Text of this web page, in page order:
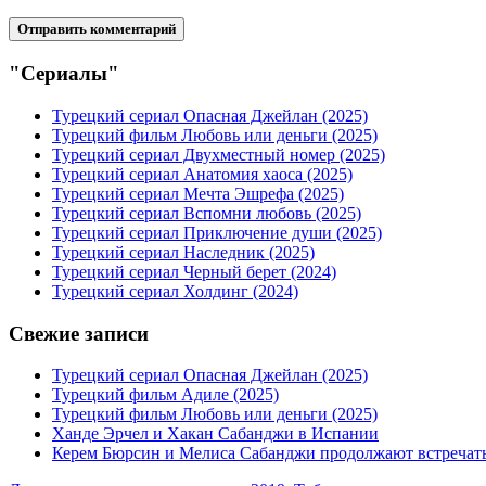
"Сериалы"
Турецкий сериал Опасная Джейлан (2025)
Турецкий фильм Любовь или деньги (2025)
Турецкий сериал Двухместный номер (2025)
Турецкий сериал Анатомия хаоса (2025)
Турецкий сериал Мечта Эшрефа (2025)
Турецкий сериал Вспомни любовь (2025)
Турецкий сериал Приключение души (2025)
Турецкий сериал Наследник (2025)
Турецкий сериал Черный берет (2024)
Турецкий сериал Холдинг (2024)
Свежие записи
Турецкий сериал Опасная Джейлан (2025)
Турецкий фильм Адиле (2025)
Турецкий фильм Любовь или деньги (2025)
Ханде Эрчел и Хакан Сабанджи в Испании
Керем Бюрсин и Мелиса Сабанджи продолжают